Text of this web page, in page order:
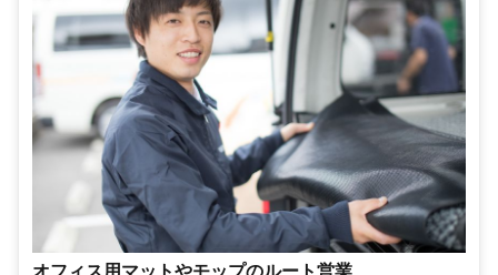
オフィス用マットやモップのルート営業